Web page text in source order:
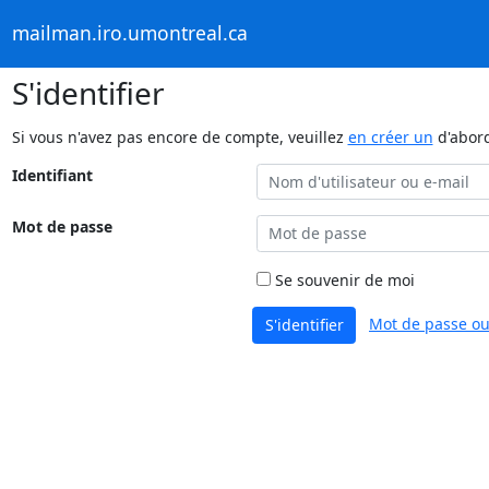
mailman.iro.umontreal.ca
S'identifier
Si vous n'avez pas encore de compte, veuillez en créer un
Identifiant
Mot de passe
Se souvenir de moi
S'identifier Mot de passe